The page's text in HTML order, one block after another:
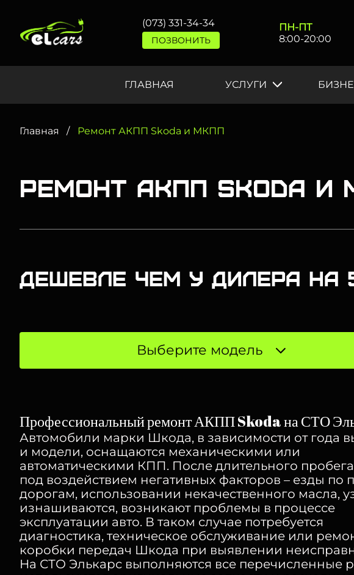
(073) 331-34-34
ПОЗВОНИТЬ
ПН-ПТ
8:00-20:00
ГЛАВНАЯ УСЛУГИ
Главная Ремонт АКПП Skoda и МКПП
Ремонт АКПП Skoda и
Дешевле чем у дилера на
Выберите модель
Профессиональный ремонт АКПП Skoda на СТО
Автомобили марки Шкода, в зависимости от года
и модели, оснащаются механическими или
автоматическими КПП. После длительного
под воздействием негативных факторов – езды по
дорогам, использовании некачественного масла,
изнашиваются, возникают проблемы в процессе
эксплуатации авто. В таком случае потребуется
диагностика, техническое обслуживание или
коробки передач Шкода при выявлении
На СТО Элькарс выполняются все перечисленные